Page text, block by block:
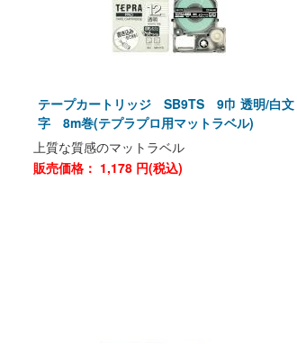
テープカートリッジ SB9TS 9巾 透明/白文
字 8m巻(テプラプロ用マットラベル)
上質な質感のマットラベル
販売価格： 1,178 円(税込)